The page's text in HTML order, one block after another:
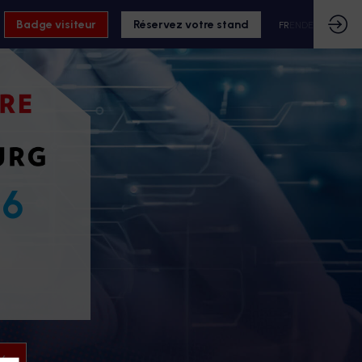
Badge visiteur Réservez votre stand FR